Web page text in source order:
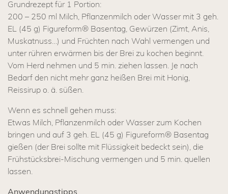
Grundrezept für 1 Portion:
200 – 250 ml Milch, Pflanzenmilch oder Wasser mit 3 geh.
EL (45 g) Figureform® Basentag, Gewürzen (Zimt, Anis,
Muskatnuss…) und Früchten nach Wahl vermengen und
unter rühren erwärmen bis der Brei zu kochen beginnt.
Vom Herd nehmen und 5 min. ziehen lassen. Je nach
Bedarf den nicht mehr ganz heißen Brei mit Honig,
Reissirup o. ä. süßen.
Wenn es schnell gehen muss:
Etwas Milch, Pflanzenmilch oder Wasser zum Kochen
bringen und auf 3 geh. EL (45 g) Figureform® Basentag
gießen (der Brei sollte mit Flüssigkeit bedeckt sein), die
Frühstücksbrei-Mischung vermengen und 5 min. quellen
lassen.
Anwendungstipps